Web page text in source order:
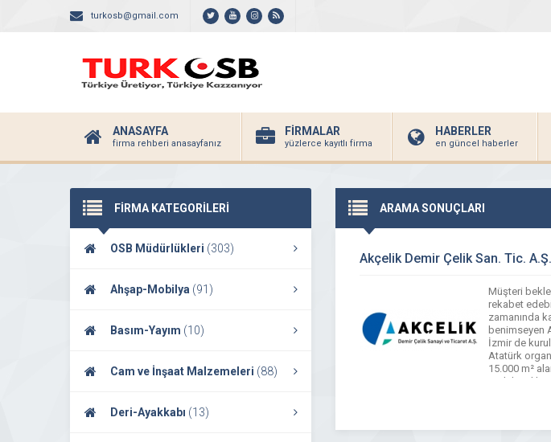
turkosb@gmail.com
ANASAYFA
firma rehberi anasayfanız
FİRMALAR
yüzlerce kayıtlı firma
HABERLER
en güncel haberler
FİRMA KATEGORİLERİ
OSB Müdürlükleri (303)
Ahşap-Mobilya (91)
Basım-Yayım (10)
Cam ve İnşaat Malzemeleri (88)
Deri-Ayakkabı (13)
ARAMA SONUÇLARI
Akçelik Demir Çelik San. Tic. A.Ş.
Müşteri
rekabet
zamanında
benimseyen
İzmir de
Atatürk
15.000 m²
parlak çelik
tesisinin